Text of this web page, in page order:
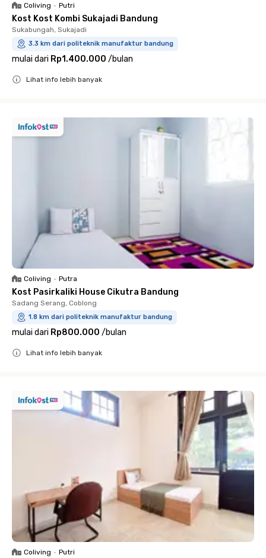
Coliving • Putri
Kost Kost Kombi Sukajadi Bandung
Sukabungah, Sukajadi
3.3 km dari politeknik manufaktur bandung
mulai dari Rp1.400.000 /bulan
Lihat info lebih banyak
Coliving • Putra
Kost Pasirkaliki House Cikutra Bandung
Sadang Serang, Coblong
1.8 km dari politeknik manufaktur bandung
mulai dari Rp800.000 /bulan
Lihat info lebih banyak
Coliving • Putri